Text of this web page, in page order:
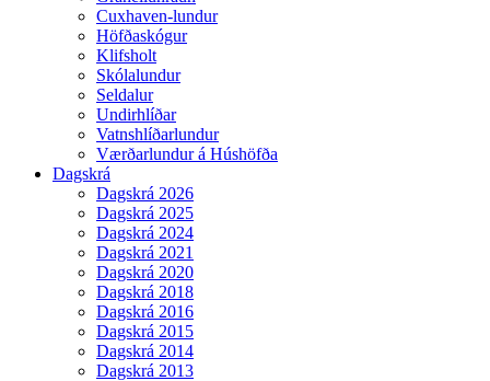
Cuxhaven-lundur
Höfðaskógur
Klifsholt
Skólalundur
Seldalur
Undirhlíðar
Vatnshlíðarlundur
Værðarlundur á Húshöfða
Dagskrá
Dagskrá 2026
Dagskrá 2025
Dagskrá 2024
Dagskrá 2021
Dagskrá 2020
Dagskrá 2018
Dagskrá 2016
Dagskrá 2015
Dagskrá 2014
Dagskrá 2013